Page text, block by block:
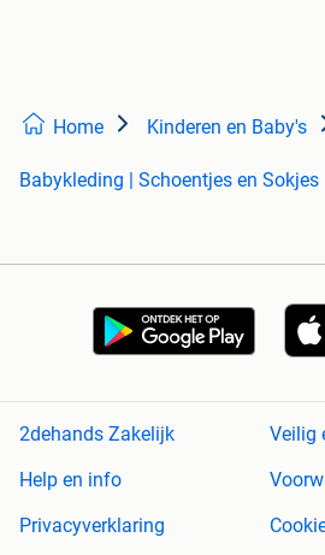
Home Kinderen en Baby's
Babykleding | Schoentjes en Sokjes
2dehands Zakelijk
Veilig
Help en info
Privacyverklaring